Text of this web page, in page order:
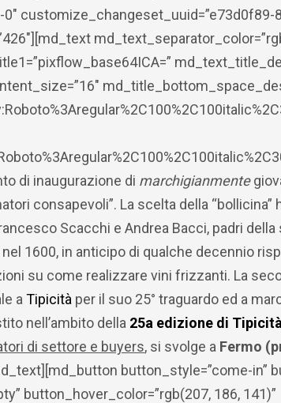
customize_changeset_uuid=”e73d0f89-
di inaugurazione di marchigianmente
consapevoli”. La scelta della “bollicina”
Scacchi e Andrea Bacci, padri
1600, in anticipo di qualche decennio
su come realizzare vini frizzanti. La
a Tipicità per il suo 25° traguardo ed a
nell’ambito della 25a edizione di Tipicità
di settore e buyers, si svolge a Fermo
button_style=”come-in”
button_hover_color=”rgb(207, 186, 141)”